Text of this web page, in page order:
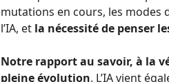
mutations en cours, les
l’IA, et la nécessité de penser
Notre rapport au savoir, à la
pleine évolution. L’IA vient